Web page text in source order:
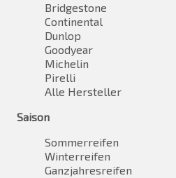
Bridgestone
Continental
Dunlop
Goodyear
Michelin
Pirelli
Alle Hersteller
Saison
Sommerreifen
Winterreifen
Ganzjahresreifen